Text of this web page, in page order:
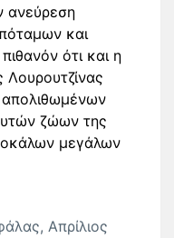
ανεύρεση
και
ότι και η
απολιθωμένων
ζώων της
μεγάλων
Απρίλιος